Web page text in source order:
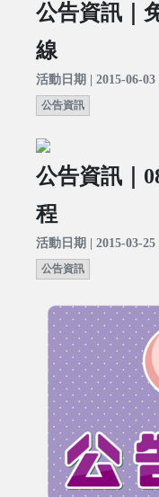
公告資訊｜
線
活動日期 | 2015-06-03
公告資訊
公告資訊｜
程
活動日期 | 2015-03-25
公告資訊